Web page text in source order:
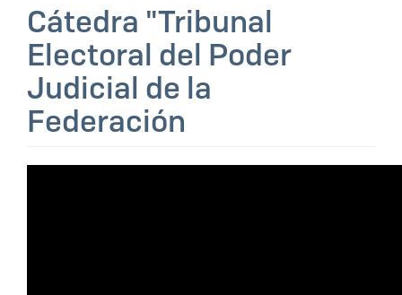
Cátedra "Tribunal
Electoral del Poder
Judicial de la
Federación